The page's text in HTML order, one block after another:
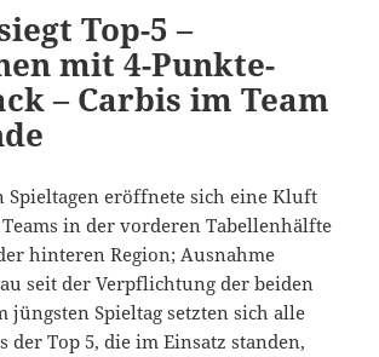
Top-5 –
mit 4-Punkte-
– Carbis im Team
Spieltagen eröffnete sich eine Kluft
in der vorderen Tabellenhälfte
hinteren Region; Ausnahme
seit der Verpflichtung der beiden
jüngsten Spieltag setzten sich alle
der Top 5, die im Einsatz standen,